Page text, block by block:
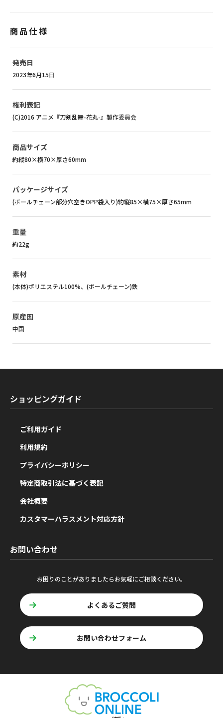
商品仕様
発売日
2023年6月15日
権利表記
(C)2016 アニメ『刀剣乱舞-花丸-』製作委員会
商品サイズ
約縦80×横70×厚さ60mm
パッケージサイズ
(ボールチェーン部分穴空きOPP袋入り)約縦85×横75×厚さ65mm
重量
約22g
素材
(本体)ポリエステル100%、(ボールチェーン)鉄
原産国
中国
ショッピングガイド
ご利用ガイド
利用規約
プライバシーポリシー
特定商取引法に基づく表記
会社概要
カスタマーハラスメント対応方針
お問い合わせ
お困りのことがありましたらお気軽にご相談ください。
よくあるご質問
お問い合わせフォーム